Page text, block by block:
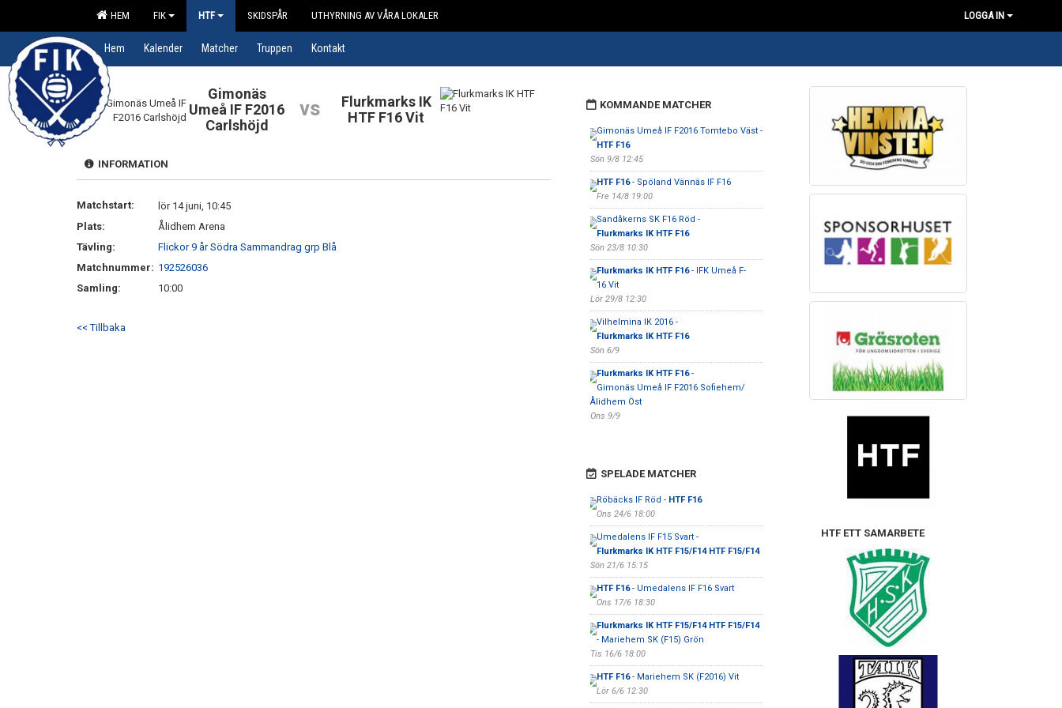
HEM FIK HTF SKIDSPÅR UTHYRNING AV VÅRA LOKALER LOGGA IN
Hem Kalender Matcher Truppen Kontakt
Gimonäs
Umeå IF F2016
Carlshöjd
vs
Flurkmarks IK
HTF F16 Vit
INFORMATION
Matchstart:
lör 14 juni, 10:45
Plats:
Ålidhem Arena
Tävling:
Flickor 9 år Södra Sammandrag grp Blå
Matchnummer: 192526036
Samling:
10:00
<< Tillbaka
KOMMANDE MATCHER
Gimonäs Umeå IF F2016 Tomtebo Väst -
HTF F16
Sön 9/8 12:45
HTF F16- Spöland Vännäs IF F16
Fre 14/8 19:00
Sandåkerns SK F16 Röd -
Flurkmarks IK HTF F16
Sön 23/8 10:30
Flurkmarks IK HTF F16- IFK Umeå F-
16 Vit
Lör 29/8 12:30
Vilhelmina IK 2016 -
Flurkmarks IK HTF F16
Sön 6/9
Flurkmarks IK HTF F16-
Gimonäs Umeå IF F2016 Sofiehem/
Ålidhem Öst
Ons 9/9
SPELADE MATCHER
Röbäcks IF Röd - HTF F16
Ons 24/6 18:00
Umedalens IF F15 Svart -
Flurkmarks IK HTF F15/F14 HTF F15/F14
Sön 21/6 15:15
HTF F16- Umedalens IF F16 Svart
Ons 17/6 18:30
Flurkmarks IK HTF F15/F14 HTF F15/F14
- Mariehem SK (F15) Grön
Tis 16/6 18:00
HTF F16- Mariehem SK (F2016) Vit
Lör 6/6 12:30
HTF ETT SAMARBETE